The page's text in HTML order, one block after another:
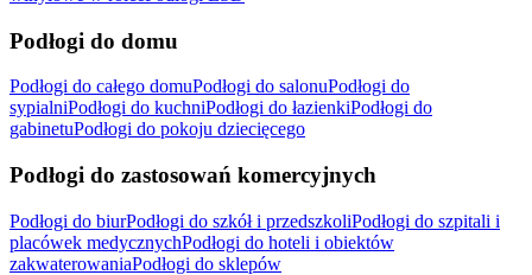
Podłogi do domu
Podłogi do całego domuPodłogi do salonuPodłogi do
sypialniPodłogi do kuchniPodłogi do łazienkiPodłogi do
gabinetuPodłogi do pokoju dziecięcego
Podłogi do zastosowań komercyjnych
Podłogi do biurPodłogi do szkół i przedszkoliPodłogi do szpitali i
placówek medycznychPodłogi do hoteli i obiektów
zakwaterowaniaPodłogi do sklepów